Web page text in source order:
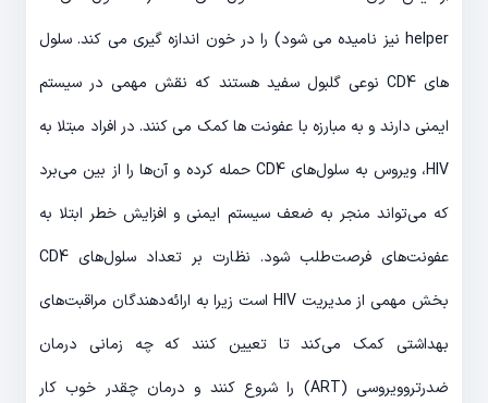
helper نیز نامیده می شود) را در خون اندازه گیری می کند. سلول
های CD4 نوعی گلبول سفید هستند که نقش مهمی در سیستم
ایمنی دارند و به مبارزه با عفونت ها کمک می کنند. در افراد مبتلا به
HIV، ویروس به سلول‌های CD4 حمله کرده و آن‌ها را از بین می‌برد
که می‌تواند منجر به ضعف سیستم ایمنی و افزایش خطر ابتلا به
عفونت‌های فرصت‌طلب شود. نظارت بر تعداد سلول‌های CD4
بخش مهمی از مدیریت HIV است زیرا به ارائه‌دهندگان مراقبت‌های
بهداشتی کمک می‌کند تا تعیین کنند که چه زمانی درمان
ضدرتروویروسی (ART) را شروع کنند و درمان چقدر خوب کار